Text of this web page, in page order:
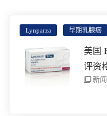
Lynparza 早期乳腺癌
美国
评资
性高
新